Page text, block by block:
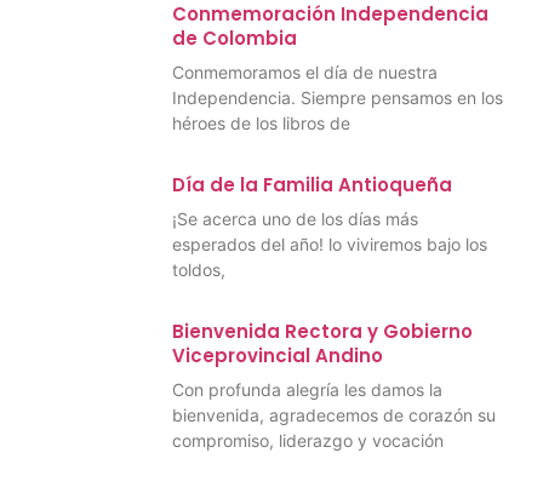
Conmemoración Independencia
de Colombia
Conmemoramos el día de nuestra
Independencia. Siempre pensamos en los
héroes de los libros de
Día de la Familia Antioqueña
¡Se acerca uno de los días más
esperados del año! lo viviremos bajo los
toldos,
Bienvenida Rectora y Gobierno
Viceprovincial Andino
Con profunda alegría les damos la
bienvenida, agradecemos de corazón su
compromiso, liderazgo y vocación